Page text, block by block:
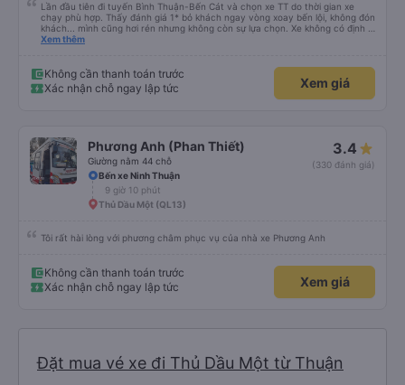
Lần đầu tiên đi tuyến Bình Thuận-Bến Cát và chọn xe TT do thời gian xe
chạy phù hợp. Thấy đánh giá 1* bỏ khách ngay vòng xoay bến lội, không đón
khách... mình cũng hơi rén nhưng không còn sự lựa chọn. Xe không có định vị
nhưng chạy đúng giờ, lệch có vài phút. Tài xế, phụ xe thân thiện, trả khách
Xem thêm
Không cần thanh toán trước
Xác nhận chỗ ngay lập tức
Xem giá
Phương Anh (Phan Thiết)
Giường nằm 44 chỗ
3.4
(330 đánh giá)
Bến xe Ninh Thuận
9 giờ 10 phút
Thủ Dầu Một (QL13)
Tôi rất hài lòng với phương châm phục vụ của nhà xe Phương Anh
Không cần thanh toán trước
Xác nhận chỗ ngay lập tức
Xem giá
Đặt mua vé xe đi Thủ Dầu Một từ Thuận